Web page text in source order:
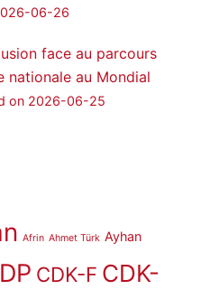
06-26
face au parcours
nationale au Mondial
on 2026-06-25
Afrin Ahmet Türk Ayhan
CDK-F CDK-